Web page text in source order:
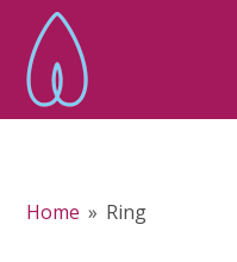
Home » Ring